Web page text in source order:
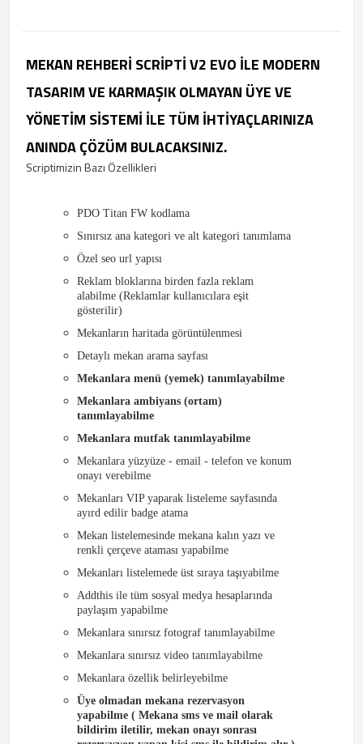
MEKAN REHBERI SCRIPTI V2 EVO ILE MODERN
TASARIM VE KARMAŞIK OLMAYAN ÜYE VE
YÖNETIM SISTEMI ILE TÜM IHTIYAÇLARINIZA
ANINDA ÇÖZÜM BULACAKSINIZ.
Scriptimizin Bazı Özellikleri
PDO Titan FW kodlama
Sınırsız ana kategori ve alt kategori tanımlama
Özel seo url yapısı
Reklam bloklarına birden fazla reklam
alabilme (Reklamlar kullanıcılara eşit
gösterilir)
Mekanların haritada görüntülenmesi
Detaylı mekan arama sayfası
Mekanlara menü (yemek) tanımlayabilme
Mekanlara ambiyans (ortam)
tanımlayabilme
Mekanlara mutfak tanımlayabilme
Mekanlara yüzyüze - email - telefon ve konum
onayı verebilme
Mekanları VIP yaparak listeleme sayfasında
ayırd edilir badge atama
Mekan listelemesinde mekana kalın yazı ve
renkli çerçeve ataması yapabilme
Mekanları listelemede üst sıraya taşıyabilme
Addthis ile tüm sosyal medya hesaplarında
paylaşım yapabilme
Mekanlara sınırsız fotograf tanımlayabilme
Mekanlara sınırsız video tanımlayabilme
Mekanlara özellik belirleyebilme
Üye olmadan mekana rezervasyon
yapabilme ( Mekana sms ve mail olarak
bildirim iletilir, mekan onayı sonrası